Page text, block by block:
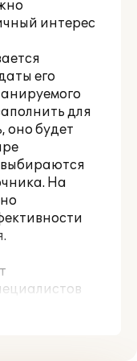
интерес
его
для
оно будет
На